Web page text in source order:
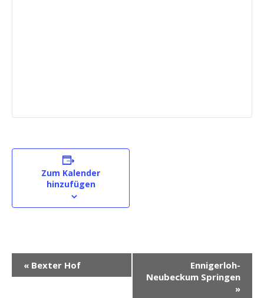
Zum Kalender
hinzufügen
r
« Bexter Hof
Ennigerloh-
Neubeckum Springen
»